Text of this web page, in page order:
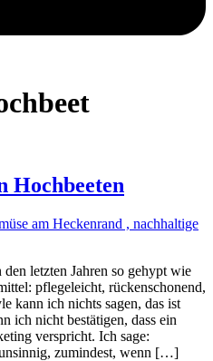
Hochbeeten
letzten Jahren so gehypt wie
pflegeleicht, rückenschonend,
kann ich nichts sagen, das ist
ich nicht bestätigen, dass ein
verspricht. Ich sage:
zumindest, wenn […]